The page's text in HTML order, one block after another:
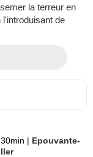
la terreur en
l'introduisant de
| Epouvante-